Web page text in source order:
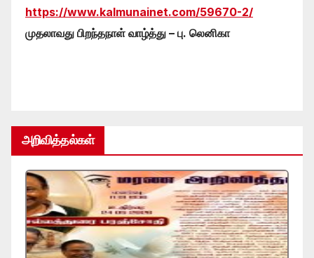
https://www.kalmunainet.com/59670-2/
முதலாவது பிறந்தநாள் வாழ்த்து – பு. லெனிகா
அறிவித்தல்கள்